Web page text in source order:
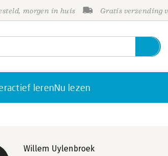
morgen in huis Gratis verzending
lerenNu lezen
Willem Uylenbroek